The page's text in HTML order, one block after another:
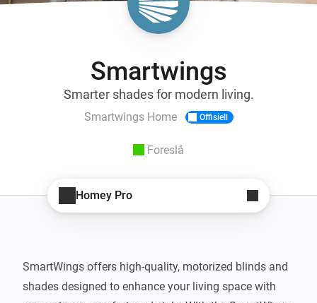
Smartwings
Smarter shades for modern living.
Smartwings Home Offisiell
Foreslå
Homey Pro
SmartWings offers high-quality, motorized blinds and
shades designed to enhance your living space with